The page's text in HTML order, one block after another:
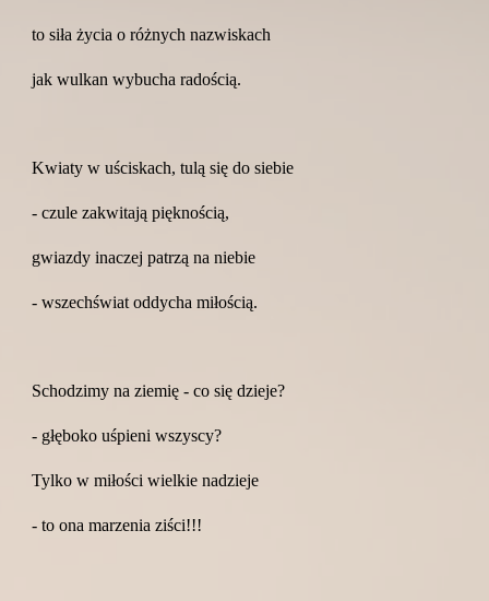
to siła życia o różnych nazwiskach
jak wulkan wybucha radością.
Kwiaty w uściskach, tulą się do siebie
- czule zakwitają pięknością,
gwiazdy inaczej patrzą na niebie
- wszechświat oddycha miłością.
Schodzimy na ziemię - co się dzieje?
- głęboko uśpieni wszyscy?
Tylko w miłości wielkie nadzieje
- to ona marzenia ziści!!!